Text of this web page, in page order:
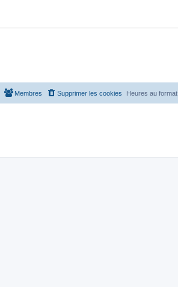
Heures au format
Supprimer les cookies
Membres